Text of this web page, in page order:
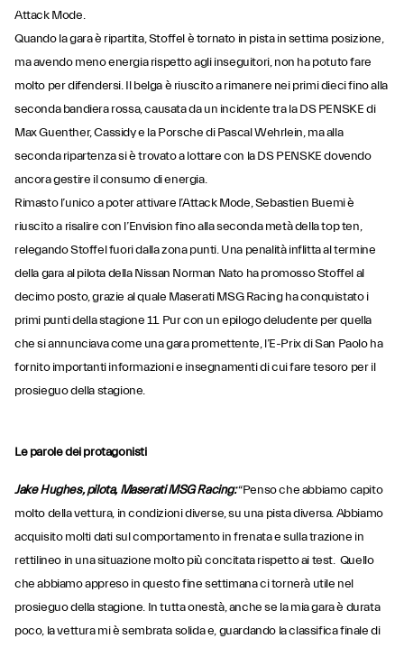
Attack Mode.
Quando la gara è ripartita, Stoffel è tornato in pista in settima posizione,
ma avendo meno energia rispetto agli inseguitori, non ha potuto fare
molto per difendersi. Il belga è riuscito a rimanere nei primi dieci fino alla
seconda bandiera rossa, causata da un incidente tra la DS PENSKE di
Max Guenther, Cassidy e la Porsche di Pascal Wehrlein, ma alla
seconda ripartenza si è trovato a lottare con la DS PENSKE dovendo
ancora gestire il consumo di energia.
Rimasto l’unico a poter attivare l’Attack Mode, Sebastien Buemi è
riuscito a risalire con l’Envision fino alla seconda metà della top ten,
relegando Stoffel fuori dalla zona punti. Una penalità inflitta al termine
della gara al pilota della Nissan Norman Nato ha promosso Stoffel al
decimo posto, grazie al quale Maserati MSG Racing ha conquistato i
primi punti della stagione 11. Pur con un epilogo deludente per quella
che si annunciava come una gara promettente, l’E-Prix di San Paolo ha
fornito importanti informazioni e insegnamenti di cui fare tesoro per il
prosieguo della stagione.
Le parole dei protagonisti
Jake Hughes, pilota, Maserati MSG Racing:“Penso che abbiamo capito
molto della vettura, in condizioni diverse, su una pista diversa. Abbiamo
acquisito molti dati sul comportamento in frenata e sulla trazione in
rettilineo in una situazione molto più concitata rispetto ai test. Quello
che abbiamo appreso in questo fine settimana ci tornerà utile nel
prosieguo della stagione. In tutta onestà, anche se la mia gara è durata
poco, la vettura mi è sembrata solida e, guardando la classifica finale di